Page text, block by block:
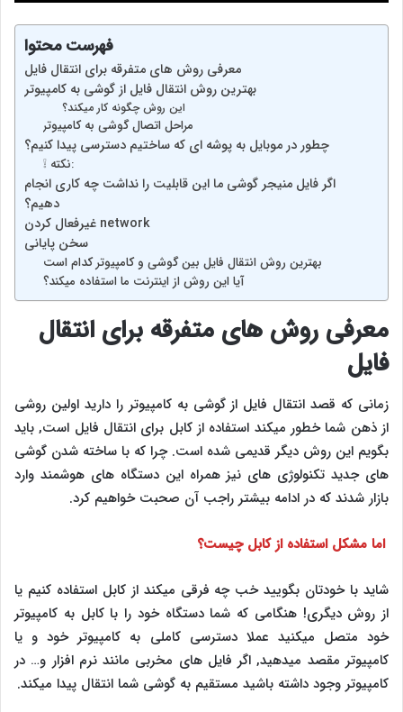
فهرست محتوا
معرفی روش های متفرقه برای انتقال فایل
بهترین روش انتقال فایل از گوشی به کامپیوتر
این روش چگونه کار میکند؟
مراحل اتصال گوشی به کامپیوتر
چطور در موبایل به پوشه ای که ساختیم دسترسی پیدا کنیم؟
❕ نکته:
اگر فایل منیجر گوشی ما این قابلیت را نداشت چه کاری انجام
دهیم؟
غیرفعال کردن network
سخن پایانی
بهترین روش انتقال فایل بین گوشی و کامپیوتر کدام است
آیا این روش از اینترنت ما استفاده میکند؟
معرفی روش های متفرقه برای انتقال
فایل
زمانی که قصد انتقال فایل از گوشی به کامپیوتر را دارید اولین روشی
از ذهن شما خطور میکند استفاده از کابل برای انتقال فایل است, باید
بگویم این روش دیگر قدیمی شده است. چرا که با ساخته شدن گوشی
های جدید تکنولوژی های نیز همراه این دستگاه های هوشمند وارد
بازار شدند که در ادامه بیشتر راجب آن صحبت خواهیم کرد.
اما مشکل استفاده از کابل چیست؟
شاید با خودتان بگویید خب چه فرقی میکند از کابل استفاده کنیم یا
از روش دیگری! هنگامی که شما دستگاه خود را با کابل به کامپیوتر
خود متصل میکنید عملا دسترسی کاملی به کامپیوتر خود و یا
کامپیوتر مقصد میدهید, اگر فایل های مخربی مانند نرم افزار و… در
کامپیوتر وجود داشته باشید مستقیم به گوشی شما انتقال پیدا میکند.